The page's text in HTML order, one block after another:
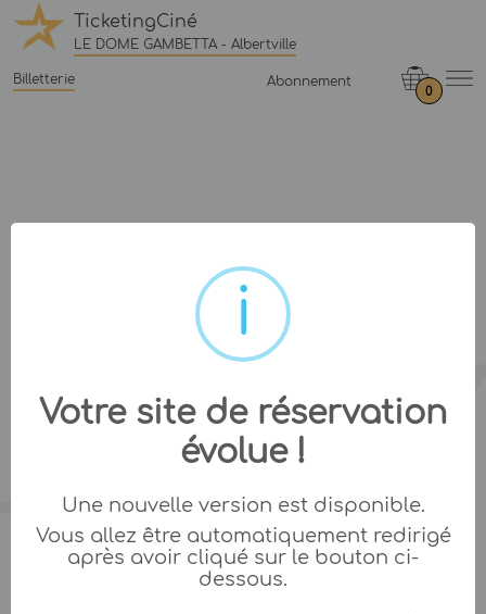
TicketingCiné
LE DOME GAMBETTA - Albertville
Billetterie Abonnement
0
Votre site de réservation
évolue !
Une nouvelle version est disponible.
Vous allez être automatiquement redirigé
après avoir cliqué sur le bouton ci-
dessous.